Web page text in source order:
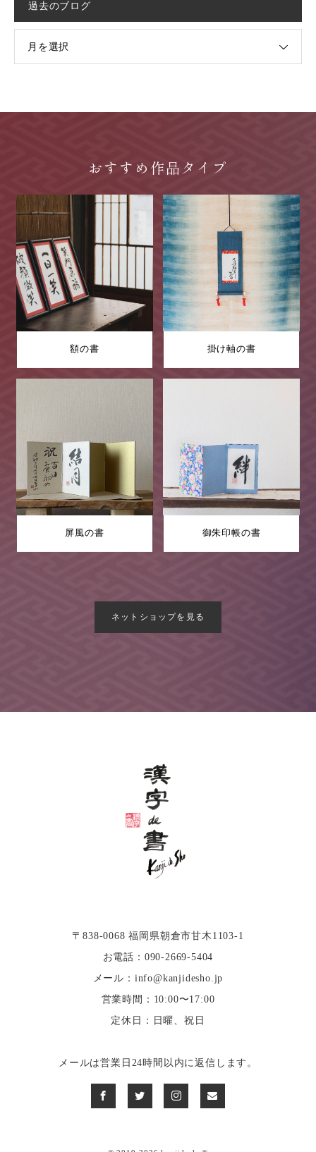
過去のブログ
月を選択
おすすめ作品タイプ
額の書 掛け軸の書
屏風の書 御朱印帳の書
ネットショップを見る
〒838-0068 福岡県朝倉市甘木1103-1
お電話：090-2669-5404
メール：info@kanjidesho.jp
営業時間：10:00〜17:00
定休日：日曜、祝日
メールは営業日24時間以内に返信します。